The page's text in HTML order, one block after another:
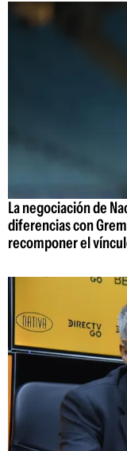
La negociación de
diferencias con
recomponer el